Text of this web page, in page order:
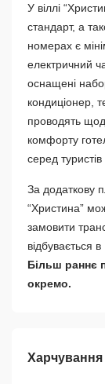
У віллі
стандарт, а
номерах є
електричний
оснащені
кондиціонер,
проводять
комфорту
серед
За додаткову
“Христина”
замовити
відбувається
Більш раннє
окремо.
Харчування